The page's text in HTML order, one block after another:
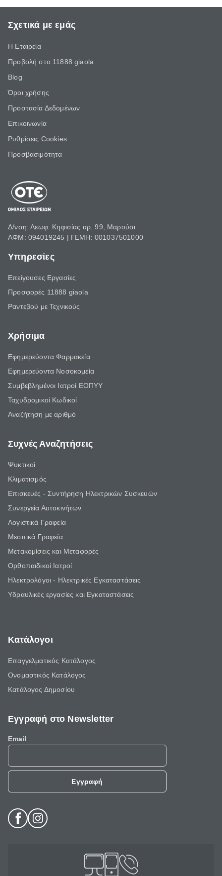
Σχετικά με εμάς
Η Εταιρεία
Προβολή στο 11888 giaola
Blog
Όροι χρήσης
Προστασία Δεδομένων
Επικοινωνία
Ρυθμίσεις Cookies
Προσβασιμότητα
Δ/νση: Λεωφ. Κηφισίας αρ. 99, Μαρούσι
ΑΦΜ: 094019245 | ΓΕΜΗ: 001037501000
Υπηρεσίες
Επείγουσες Εργασίες
Προσφορές 11888 giaola
Ραντεβού με Τεχνικούς
Χρήσιμα
Εφημερεύοντα Φαρμακεία
Εφημερεύοντα Νοσοκομεία
Συμβεβλημένοι Ιατροί ΕΟΠΥΥ
Ταχυδρομικοί Κωδικοί
Αναζήτηση με αριθμό
Συχνές Αναζητήσεις
Ψυκτικοί
Κλιματισμός
Επισκευές - Συντήρηση Ηλεκτρικών Συσκευών
Συνεργεία Αυτοκινήτων
Λογιστικά Γραφεία
Μεσιτικά Γραφεία
Μετακομίσεις και Μεταφορές
Ορθοπαιδικοί Ιατροί
Ηλεκτρολόγοι - Ηλεκτρικές Εγκαταστάσεις
Υδραυλικές εργασίες και Εγκαταστάσεις
Κατάλογοι
Επαγγελματικός Κατάλογος
Ονομαστικός Κατάλογος
Κατάλογος Δημοσίου
Εγγραφή στο Newsletter
Email
Εγγραφή